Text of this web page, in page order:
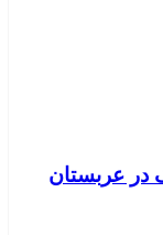
در عربستان